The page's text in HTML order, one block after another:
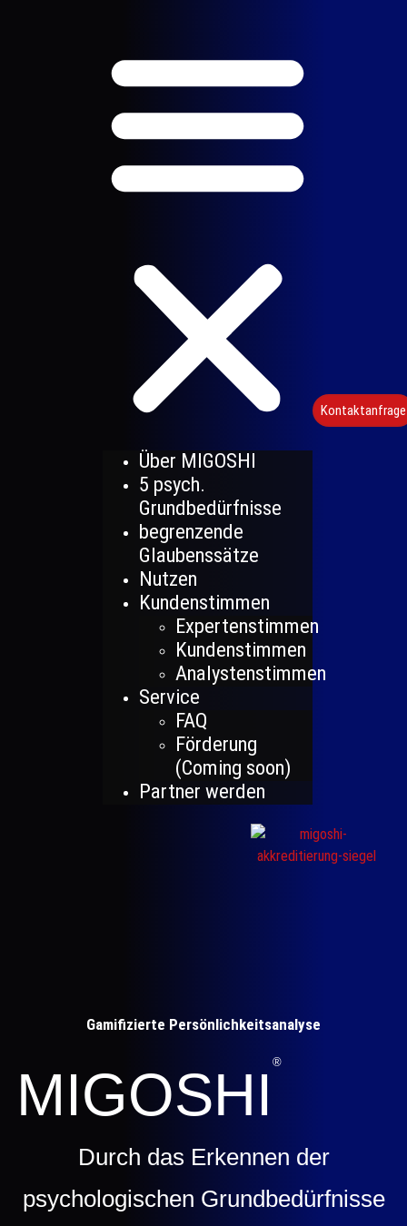
Über MIGOSHI
5 psych.
Grundbedürfnisse
begrenzende
Glaubenssätze
Nutzen
Kundenstimmen
Expertenstimmen
Kundenstimmen
Analystenstimmen
Service
FAQ
Förderung
(Coming soon)
Partner werden
Kontaktanfrage
Gamifizierte Persönlichkeitsanalyse
MIGOSHI ®
Durch das Erkennen der
psychologischen Grundbedürfnisse